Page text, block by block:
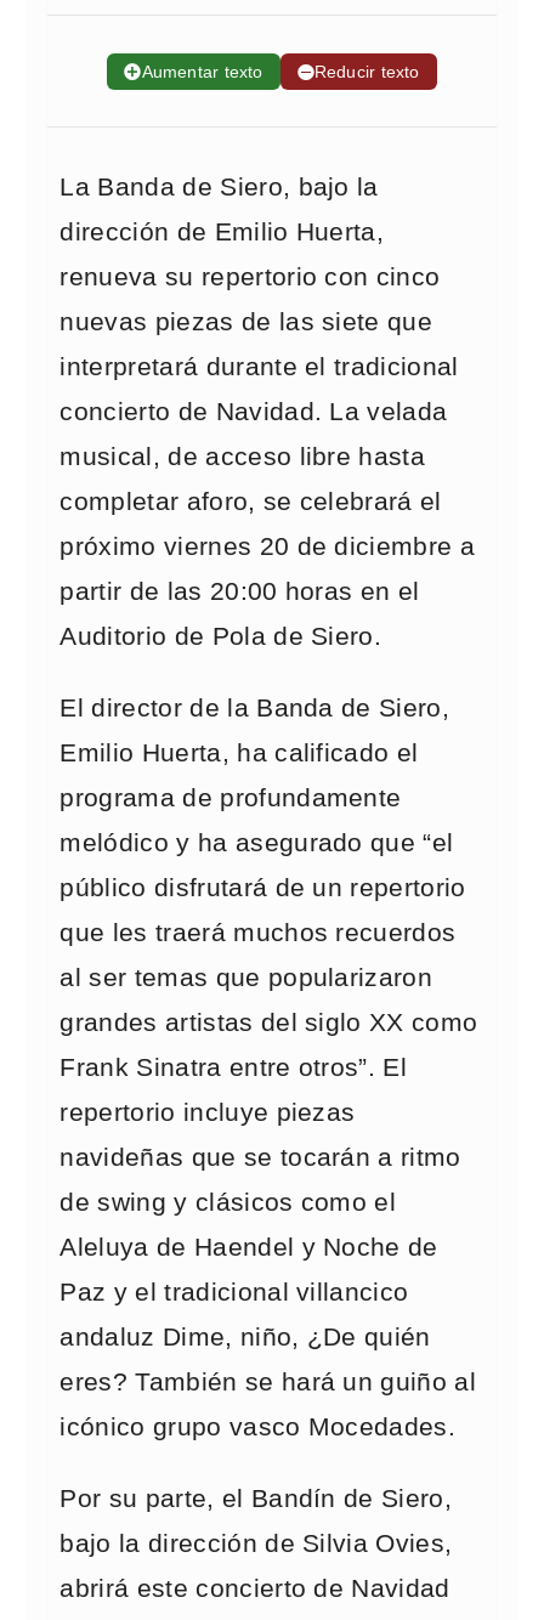
➕Aumentar texto ➖Reducir texto
La Banda de Siero, bajo la
dirección de Emilio Huerta,
renueva su repertorio con cinco
nuevas piezas de las siete que
interpretará durante el tradicional
concierto de Navidad. La velada
musical, de acceso libre hasta
completar aforo, se celebrará el
próximo viernes 20 de diciembre a
partir de las 20:00 horas en el
Auditorio de Pola de Siero.
El director de la Banda de Siero,
Emilio Huerta, ha calificado el
programa de profundamente
melódico y ha asegurado que “el
público disfrutará de un repertorio
que les traerá muchos recuerdos
al ser temas que popularizaron
grandes artistas del siglo XX como
Frank Sinatra entre otros”. El
repertorio incluye piezas
navideñas que se tocarán a ritmo
de swing y clásicos como el
Aleluya de Haendel y Noche de
Paz y el tradicional villancico
andaluz Dime, niño, ¿De quién
eres? También se hará un guiño al
icónico grupo vasco Mocedades.
Por su parte, el Bandín de Siero,
bajo la dirección de Silvia Ovies,
abrirá este concierto de Navidad